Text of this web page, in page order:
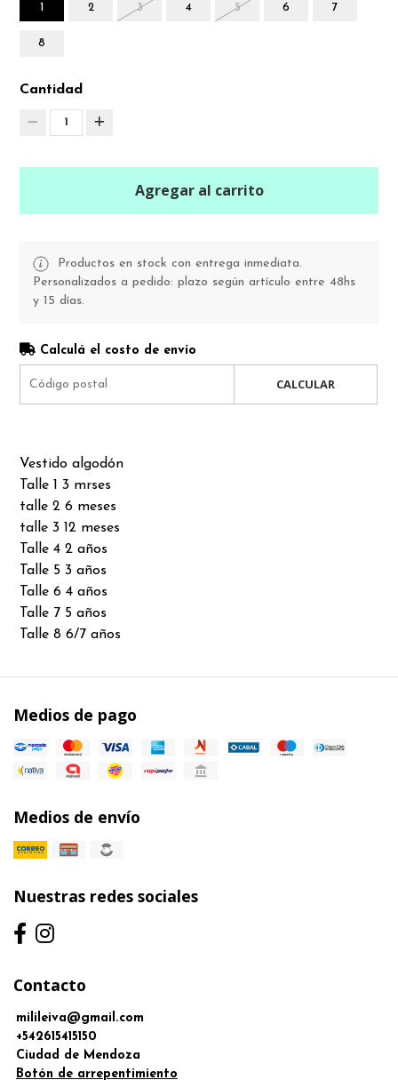
1 2 3 4 5 6 7
8
Cantidad
1
Agregar al carrito
Productos en stock con entrega inmediata.
Personalizados a pedido: plazo según artículo entre 48hs
y 15 días.
Calculá el costo de envío
CALCULAR
Vestido algodón
Talle 1 3 mrses
talle 2 6 meses
talle 3 12 meses
Talle 4 2 años
Talle 5 3 años
Talle 6 4 años
Talle 7 5 años
Talle 8 6/7 años
Medios de pago
Medios de envío
Nuestras redes sociales
Contacto
milileiva@gmail.com
+542615415150
Ciudad de Mendoza
Botón de arrepentimiento